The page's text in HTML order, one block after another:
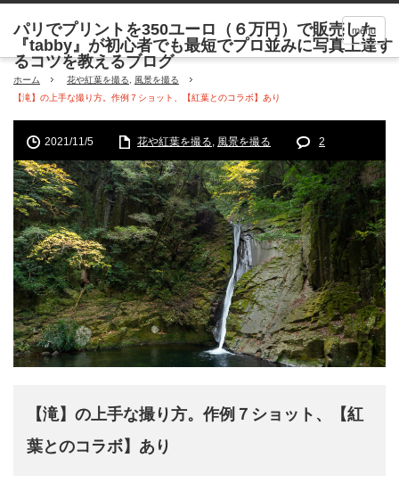
menu
ホーム 花や紅葉を撮る
風景を撮る
【滝】の上手な撮り方。作例７ショット、【紅葉とのコラボ】あり
2021/11/5 花や紅葉を撮る, 風景を撮る 2
【滝】の上手な撮り方。作例７ショット、【紅
葉とのコラボ】あり